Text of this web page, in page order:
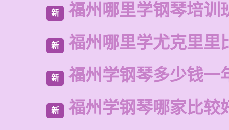
新 福州哪里学钢琴培训
新 福州哪里学尤克里里
新 福州学钢琴多少钱一
新 福州学钢琴哪家比较